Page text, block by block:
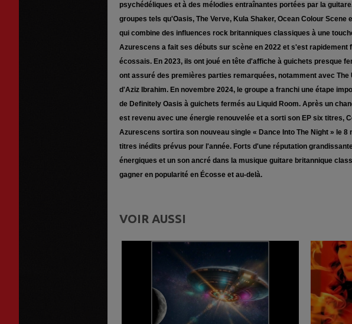
psychédéliques et à des mélodies entraînantes portées par la
groupes tels qu'Oasis, The Verve, Kula Shaker, Ocean Colour Scene
qui combine des influences rock britanniques classiques à une
Azurescens a fait ses débuts sur scène en 2022 et s'est
écossais. En 2023, ils ont joué en tête d'affiche à guichets presque
ont assuré des premières parties remarquées, notamment avec The
d'Aziz Ibrahim. En novembre 2024, le groupe a franchi une étape
de Definitely Oasis à guichets fermés au Liquid Room. Après un
est revenu avec une énergie renouvelée et a sorti son EP six titres,
Azurescens sortira son nouveau single « Dance Into The Night » le 8
titres inédits prévus pour l'année. Forts d'une réputation
énergiques et un son ancré dans la musique guitare britannique
gagner en popularité en Écosse et au-delà.
VOIR AUSSI